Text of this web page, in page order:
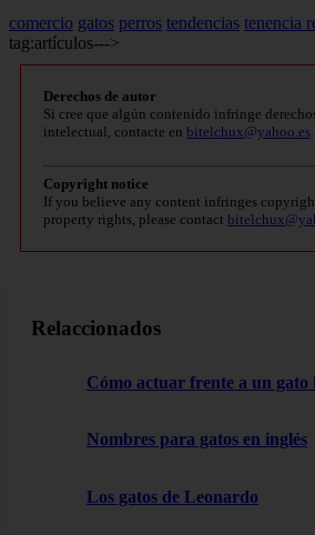
comercio gatos perros tendencias tenencia
tag:artículos--->
Derechos de autor
Si cree que algún contenido infringe
intelectual, contacte en bitelchux@yahoo.es
Copyright notice
If you believe any content infringes
property rights, please contact
Relaccionados
Cómo actuar frente a un gato
Nombres para gatos en inglés
Los gatos de Leonardo